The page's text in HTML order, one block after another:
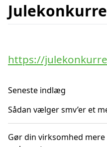
https://
Seneste indlæg
Sådan vælger smv’er et
Gør din virksomhed